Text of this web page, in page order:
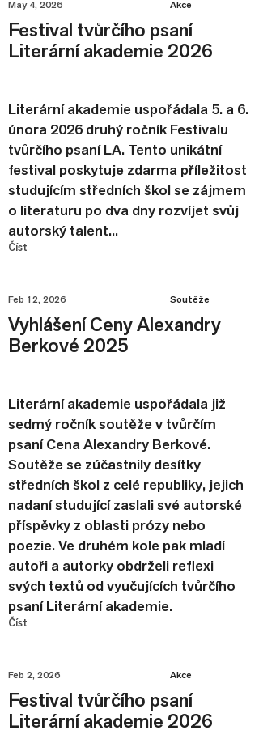
May 4, 2026 Akce
Festival tvůrčího psaní
Literární akademie 2026
Literární akademie uspořádala 5. a 6.
února 2026 druhý ročník Festivalu
tvůrčího psaní LA. Tento unikátní
festival poskytuje zdarma příležitost
studujícím středních škol se zájmem
o literaturu po dva dny rozvíjet svůj
autorský talent...
Číst
Feb 12, 2026 Soutěže
Vyhlášení Ceny Alexandry
Berkové 2025
Literární akademie uspořádala již
sedmý ročník soutěže v tvůrčím
psaní Cena Alexandry Berkové.
Soutěže se zúčastnily desítky
středních škol z celé republiky, jejich
nadaní studující zaslali své autorské
příspěvky z oblasti prózy nebo
poezie. Ve druhém kole pak mladí
autoři a autorky obdrželi reflexi
svých textů od vyučujících tvůrčího
psaní Literární akademie.
Číst
Feb 2, 2026 Akce
Festival tvůrčího psaní
Literární akademie 2026